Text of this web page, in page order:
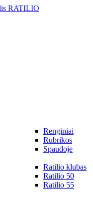
Renginiai
Rubrikos
Spaudoje
Ratilio klubas
Ratilio 50
Ratilio 55